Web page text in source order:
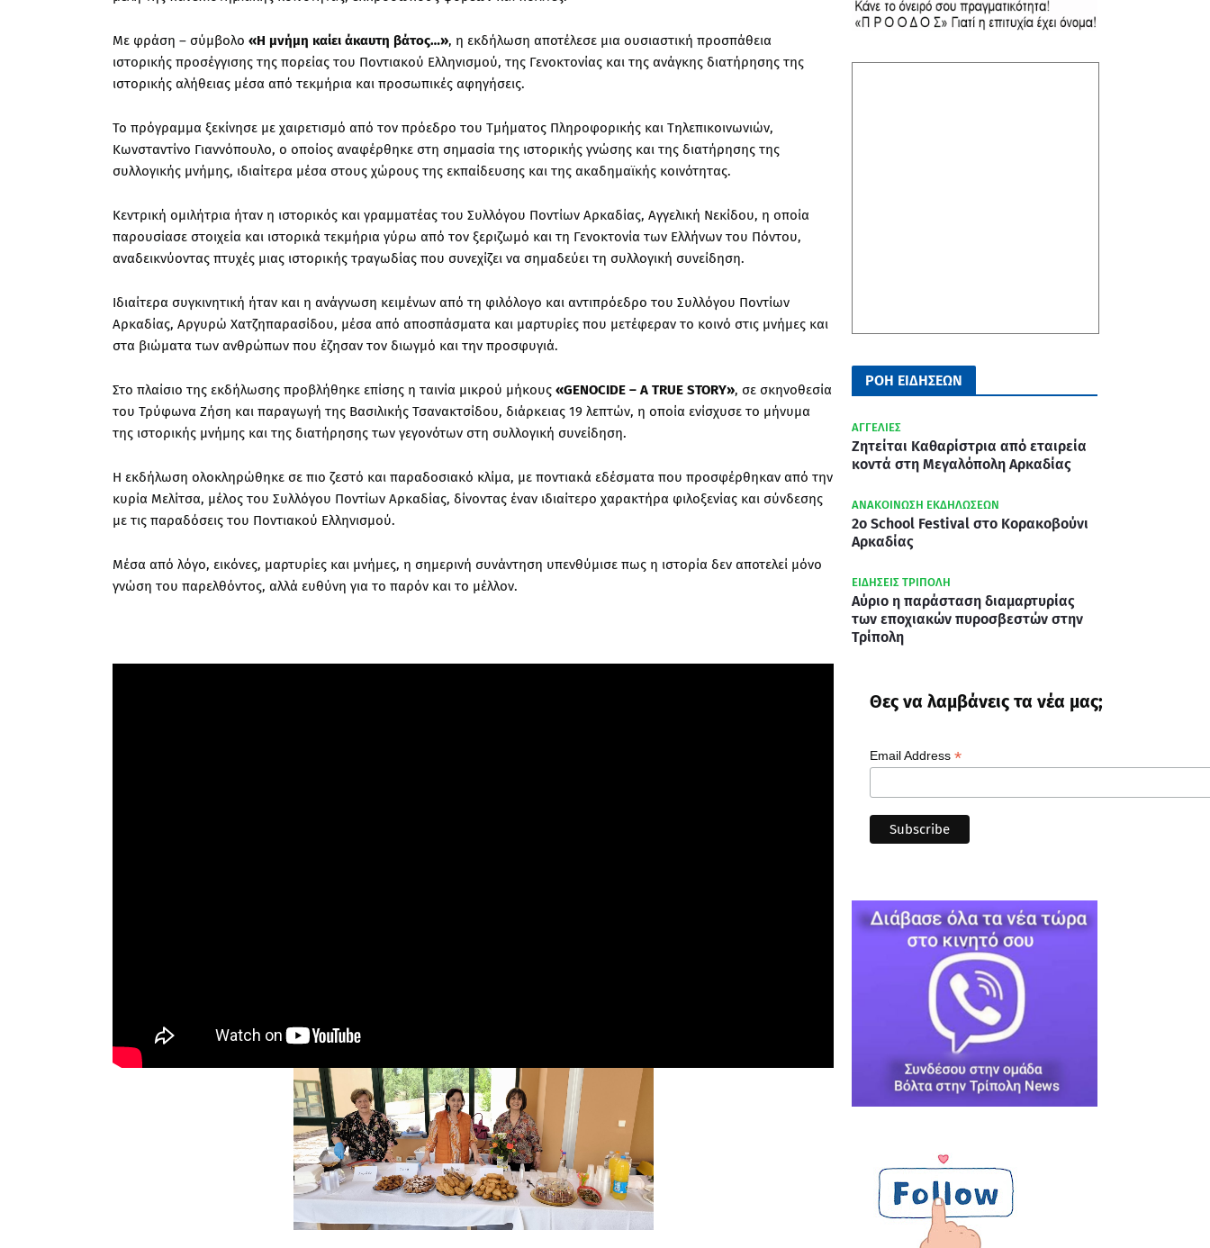
Με φράση – σύμβολο «Η μνήμη καίει άκαυτη βάτος…», η εκδήλωση αποτέλεσε μια ουσιαστική προσπάθεια
ιστορικής προσέγγισης της πορείας του Ποντιακού Ελληνισμού, της Γενοκτονίας και της ανάγκης διατήρησης της
ιστορικής αλήθειας μέσα από τεκμήρια και προσωπικές αφηγήσεις.
Το πρόγραμμα ξεκίνησε με χαιρετισμό από τον πρόεδρο του Τμήματος Πληροφορικής και Τηλεπικοινωνιών,
Κωνσταντίνο Γιαννόπουλο, ο οποίος αναφέρθηκε στη σημασία της ιστορικής γνώσης και της διατήρησης της
συλλογικής μνήμης, ιδιαίτερα μέσα στους χώρους της εκπαίδευσης και της ακαδημαϊκής κοινότητας.
Κεντρική ομιλήτρια ήταν η ιστορικός και γραμματέας του Συλλόγου Ποντίων Αρκαδίας, Αγγελική Νεκίδου, η οποία
παρουσίασε στοιχεία και ιστορικά τεκμήρια γύρω από τον ξεριζωμό και τη Γενοκτονία των Ελλήνων του Πόντου,
αναδεικνύοντας πτυχές μιας ιστορικής τραγωδίας που συνεχίζει να σημαδεύει τη συλλογική συνείδηση.
Ιδιαίτερα συγκινητική ήταν και η ανάγνωση κειμένων από τη φιλόλογο και αντιπρόεδρο του Συλλόγου Ποντίων
Αρκαδίας, Αργυρώ Χατζηπαρασίδου, μέσα από αποσπάσματα και μαρτυρίες που μετέφεραν το κοινό στις μνήμες και
στα βιώματα των ανθρώπων που έζησαν τον διωγμό και την προσφυγιά.
Στο πλαίσιο της εκδήλωσης προβλήθηκε επίσης η ταινία μικρού μήκους «GENOCIDE – A TRUE STORY», σε σκηνοθεσία
του Τρύφωνα Ζήση και παραγωγή της Βασιλικής Τσανακτσίδου, διάρκειας 19 λεπτών, η οποία ενίσχυσε το μήνυμα
της ιστορικής μνήμης και της διατήρησης των γεγονότων στη συλλογική συνείδηση.
Η εκδήλωση ολοκληρώθηκε σε πιο ζεστό και παραδοσιακό κλίμα, με ποντιακά εδέσματα που προσφέρθηκαν από την
κυρία Μελίτσα, μέλος του Συλλόγου Ποντίων Αρκαδίας, δίνοντας έναν ιδιαίτερο χαρακτήρα φιλοξενίας και σύνδεσης
με τις παραδόσεις του Ποντιακού Ελληνισμού.
Μέσα από λόγο, εικόνες, μαρτυρίες και μνήμες, η σημερινή συνάντηση υπενθύμισε πως η ιστορία δεν αποτελεί μόνο
γνώση του παρελθόντος, αλλά ευθύνη για το παρόν και το μέλλον.
ΡΟΗ ΕΙΔΗΣΕΩΝ
ΑΓΓΕΛΙΕΣ
Ζητείται Καθαρίστρια από εταιρεία
κοντά στη Μεγαλόπολη Αρκαδίας
ΑΝΑΚΟΙΝΩΣΗ ΕΚΔΗΛΩΣΕΩΝ
2ο School Festival στο Κορακοβούνι
Αρκαδίας
ΕΙΔΗΣΕΙΣ ΤΡΙΠΟΛΗ
Αύριο η παράσταση διαμαρτυρίας
των εποχιακών πυροσβεστών στην
Τρίπολη
Θες να λαμβάνεις τα νέα μας;
Email Address *